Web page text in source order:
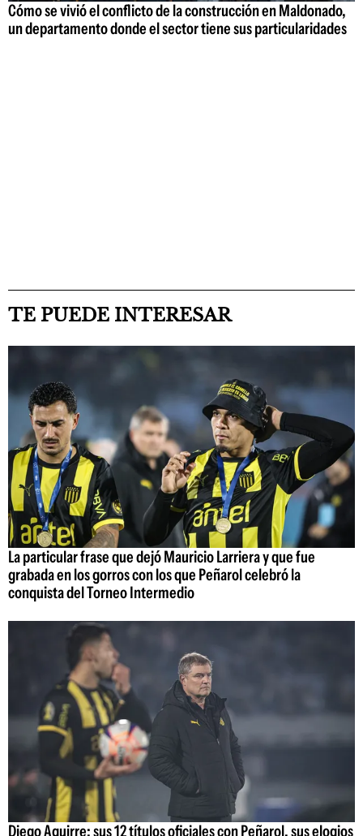
Cómo se vivió el conflicto de la construcción en Maldonado,
un departamento donde el sector tiene sus particularidades
TE PUEDE INTERESAR
La particular frase que dejó Mauricio Larriera y que fue
grabada en los gorros con los que Peñarol celebró la
conquista del Torneo Intermedio
Diego Aguirre: sus 12 títulos oficiales con Peñarol, sus elogios